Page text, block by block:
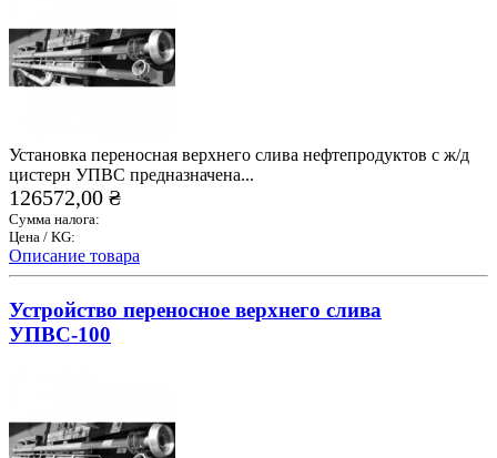
Установка переносная верхнего слива нефтепродуктов с ж/д
цистерн УПВС предназначена...
126572,00 ₴
Сумма налога:
Цена / KG:
Описание товара
Устройство переносное верхнего слива
УПВС-100